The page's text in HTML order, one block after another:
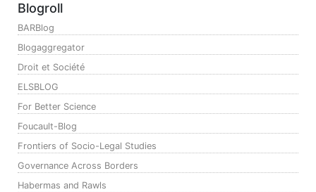
Blogroll
BARBlog
Blogaggregator
Droit et Société
ELSBLOG
For Better Science
Foucault-Blog
Frontiers of Socio-Legal Studies
Governance Across Borders
Habermas and Rawls